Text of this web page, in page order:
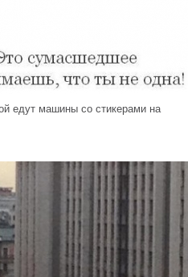
едут машины со стикерами на